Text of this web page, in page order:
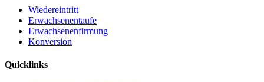
Wiedereintritt
Erwachsenentaufe
Erwachsenenfirmung
Konversion
Quicklinks